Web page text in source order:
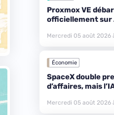
Proxmox VE
officiellement sur
Mercredi 05 août 2026
Économie
SpaceX double
d’affaires, mais
Mercredi 05 août 2026